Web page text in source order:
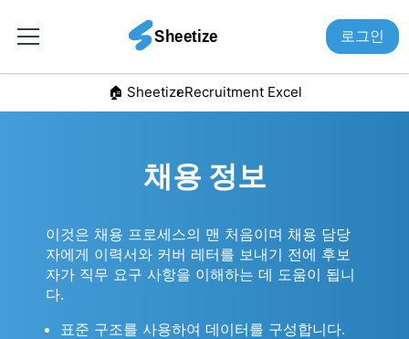
로그인
🏠︎ SheetizeRecruitment Excel
채용 정보
이것은 채용 프로세스의 맨 처음이며 채용 담당
자에게 이력서와 커버 레터를 보내기 전에 후보
자가 직무 요구 사항을 이해하는 데 도움이 됩니
다.
표준 구조를 사용하여 데이터를 구성합니다.